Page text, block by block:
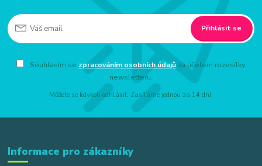
Přihlásit se
Souhlasím se zpracováním osobních údajů za účelem rozesílky
newsletteru.
Můžete se kdykoli odhlásit. Zasíláme jednou za 14 dní.
Informace pro zákazníky